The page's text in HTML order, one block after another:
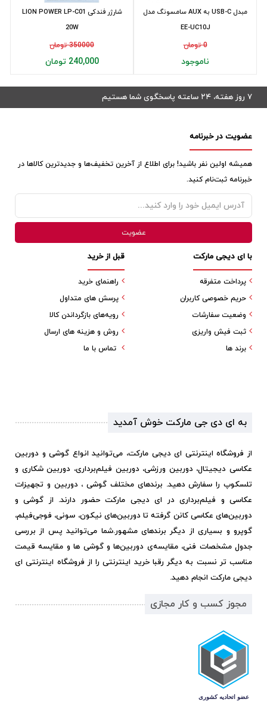
شارژر فندکی LION POWER LP-C01
20W
350000 تومان
240,000 تومان
مبدل USB-C به AUX سامسونگ مدل
EE-UC10J
0 تومان
ناموجود
۷ روز هفته، ۲۴ ساعته پاسخگوی شما هستیم
عضویت در خبرنامه
همیشه اولین نفر باشید! برای اطلاع از آخرین تخفیف‌ها و جدیدترین کالاها در
خبرنامه ثبت‌نام کنید.
قبل از خرید
راهنمای خرید
پرسش های متداول
رویه‌های بازگرداندن کالا
روش و هزینه های ارسال
تماس با ما
با ای دیجی مارکت
پرداخت متفرقه
حریم خصوصی کاربران
وضعیت سفارشات
ثبت فیش واریزی
برند ها
به ای دی جی مارکت خوش آمدید
از فروشگاه اینترنتی ای دیجی مارکت، می‌توانید انواع گوشی و دوربین
عکاسی دیجیتال، دوربین ورزشی، دوربین فیلم‌برداری، دوربین شکاری و
تلسکوپ را سفارش دهید. برندهای مختلف گوشی ، دوربین و تجهیزات
عکاسی و فیلم‌برداری در ای دیجی مارکت حضور دارند. از گوشی و
دوربین‌های عکاسی کانن گرفته تا دوربین‌های نیکون، سونی، فوجی‌فیلم،
گوپرو و بسیاری از دیگر برندهای مشهور.شما می‌توانید پس از بررسی
جدول مشخصات فنی، مقایسه‌ی دوربین‌ها و گوشی ها و مقایسه قیمت
مناسب تر نسبت به دیگر رقبا خرید اینترنتی را از فروشگاه اینترنتی ای
دیجی مارکت انجام دهید.
مجوز کسب و کار مجازی